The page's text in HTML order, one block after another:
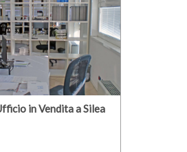
in Vendita a Silea